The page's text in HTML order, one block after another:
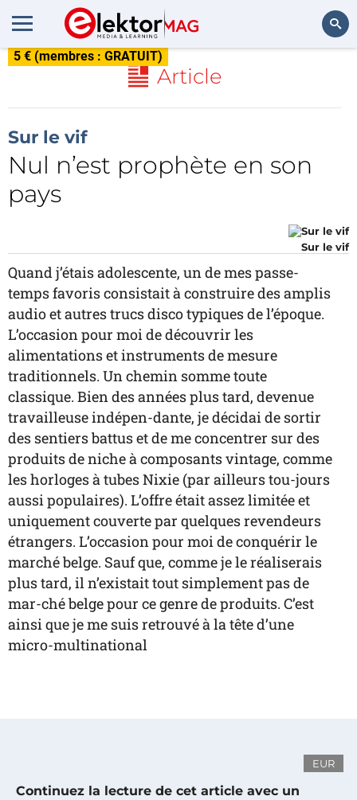
5 € (membres : GRATUIT)
Article
Sur le vif
Nul n’est prophète en son
pays
Sur le vif
Quand j’étais adolescente, un de mes passe-
temps favoris consistait à construire des amplis
audio et autres trucs disco typiques de l’époque.
L’occasion pour moi de découvrir les
alimentations et instruments de mesure
traditionnels. Un chemin somme toute
classique. Bien des années plus tard, devenue
travailleuse indépen-dante, je décidai de sortir
des sentiers battus et de me concentrer sur des
produits de niche à composants vintage, comme
les horloges à tubes Nixie (par ailleurs tou-jours
aussi populaires). L’offre était assez limitée et
uniquement couverte par quelques revendeurs
étrangers. L’occasion pour moi de conquérir le
marché belge. Sauf que, comme je le réaliserais
plus tard, il n’existait tout simplement pas de
mar-ché belge pour ce genre de produits. C’est
ainsi que je me suis retrouvé à la tête d’une
micro-multinational
EUR
Continuez la lecture de cet article avec un